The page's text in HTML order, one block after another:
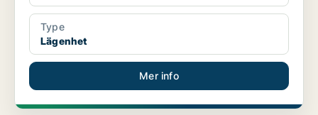
Type
Lägenhet
Mer info